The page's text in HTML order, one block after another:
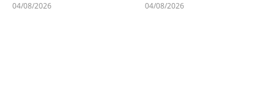
04/08/2026 04/08/2026